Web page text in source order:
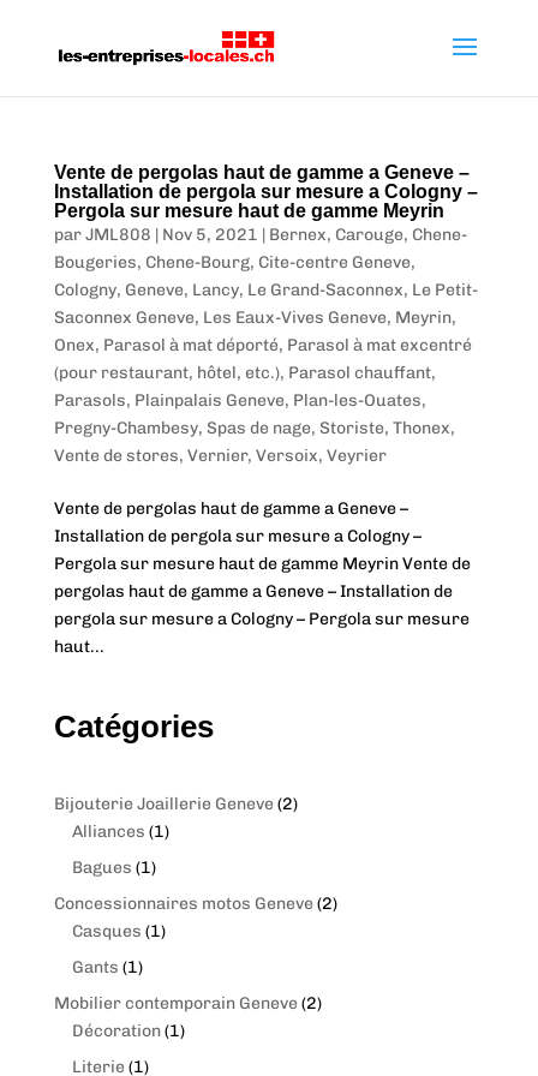
Vente de pergolas haut de gamme a Geneve –
Installation de pergola sur mesure a Cologny –
Pergola sur mesure haut de gamme Meyrin
parJML808 | Nov 5, 2021 | Bernex, Carouge, Chene-
Bougeries, Chene-Bourg, Cite-centre Geneve,
Cologny, Geneve, Lancy, Le Grand-Saconnex, Le Petit-
Saconnex Geneve, Les Eaux-Vives Geneve, Meyrin,
Onex, Parasol à mat déporté, Parasol à mat excentré
(pour restaurant, hôtel, etc.), Parasol chauffant,
Parasols, Plainpalais Geneve, Plan-les-Ouates,
Pregny-Chambesy, Spas de nage, Storiste, Thonex,
Vente de stores, Vernier, Versoix, Veyrier
Vente de pergolas haut de gamme a Geneve –
Installation de pergola sur mesure a Cologny –
Pergola sur mesure haut de gamme Meyrin Vente de
pergolas haut de gamme a Geneve – Installation de
pergola sur mesure a Cologny – Pergola sur mesure
haut...
Catégories
Bijouterie Joaillerie Geneve 22
d
t
Alliances 11
o
d
c
t
Bagues 11
r
u
c
Concessionnaires motos Geneve 22
Casques 11
o
d
Gants 11
r
Mobilier contemporain Geneve 22
Décoration 11
Literie 11